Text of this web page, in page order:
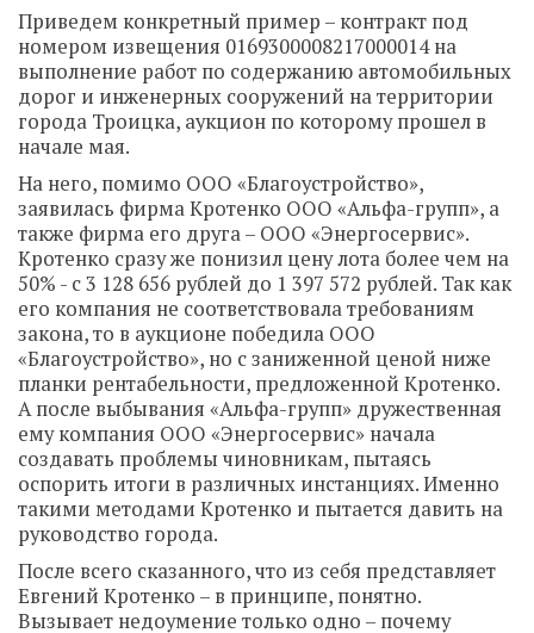
Приведем конкретный пример – контракт под
номером извещения 0169300008217000014 на
выполнение работ по содержанию автомобильных
дорог и инженерных сооружений на территории
города Троицка, аукцион по которому прошел в
начале мая.
На него, помимо ООО «Благоустройство»,
заявилась фирма Кротенко ООО «Альфа-групп», а
также фирма его друга – ООО «Энергосервис».
Кротенко сразу же понизил цену лота более чем на
50% - с 3 128 656 рублей до 1 397 572 рублей. Так как
его компания не соответствовала требованиям
закона, то в аукционе победила ООО
«Благоустройство», но с заниженной ценой ниже
планки рентабельности, предложенной Кротенко.
А после выбывания «Альфа-групп» дружественная
ему компания ООО «Энергосервис» начала
создавать проблемы чиновникам, пытаясь
оспорить итоги в различных инстанциях. Именно
такими методами Кротенко и пытается давить на
руководство города.
После всего сказанного, что из себя представляет
Евгений Кротенко – в принципе, понятно.
Вызывает недоумение только одно – почему